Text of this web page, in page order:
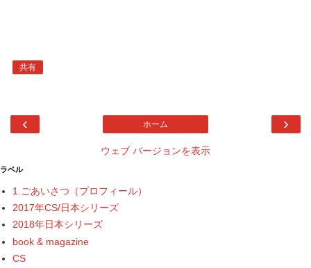
共有
‹ ›
ホーム
ウェブ バージョンを表示
ラベル
1.ごあいさつ（プロフィール）
2017年CS/日本シリーズ
2018年日本シリーズ
book & magazine
CS